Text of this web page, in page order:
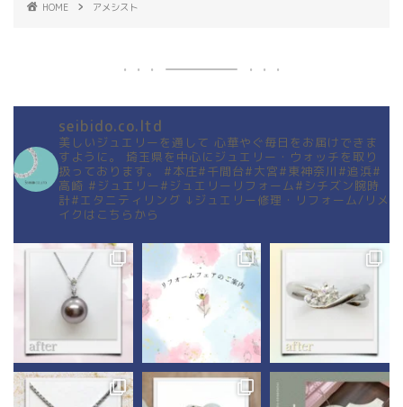
HOME アメシスト
seibido.co.ltd
美しいジュエリーを通して 心華やぐ毎日をお届けできま
すように。
埼玉県を中心にジュエリー・ウォッチを取り
扱っております。
#本庄#千間台#大宮#東神奈川#追浜#
高崎 #ジュエリー#ジュエリーリフォーム#シチズン腕時
計#エタニティリング ↓ジュエリー修理・リフォーム/リメ
イクはこちらから